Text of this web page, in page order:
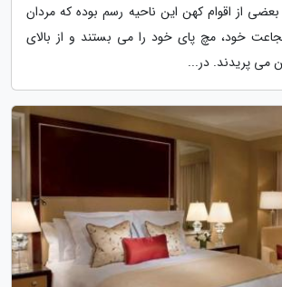
از اقوام کهن این ناحیه رسم بوده که مردان
خود، مچ پای خود را می بستند و از بالای
می پریدند. در...